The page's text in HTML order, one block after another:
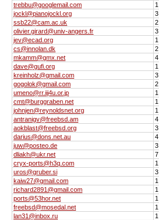
trebbu@googlemail.com
1
jockl@pianojockl.org
3
ssb22@cam.ac.uk
2
olivier.girard@univ-angers.fr
3
jev@ecad.org
1
cs@innolan.dk
2
mkamm@gmx.net
4
dave@gufi.org
1
kreinholz@gmail.com
3
gogolok@gmail.com
2
umeno@rr.iij4u.or.jp
1
cmt@burggraben.net
1
johnjen@reynoldsnet.org
1
antranigv@freebsd.am
4
aokblast@freebsd.org
3
darius@dons.net.au
4
juw@posteo.de
3
dliakh@ukr.net
7
cryx-ports@h3q.com
1
uros@gruber.si
3
kaiw27@gmail.com
1
richard2891@gmail.com
1
ports@53hor.net
1
freebsd@mosedal.net
1
lan31@inbox.ru
1